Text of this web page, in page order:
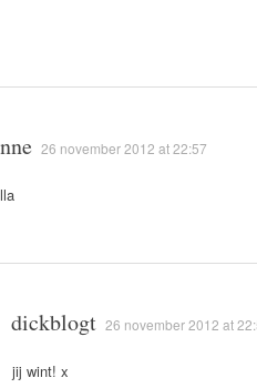
26 november 2012 at 22:57
dickblogt 26 november 2012 at
jij wint! x